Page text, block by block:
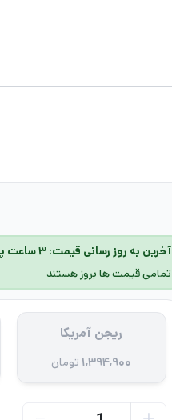
آخرین به روز رسانی قیمت: ۳ ساعت پیش
تمامی قیمت ها بروز هستند
ریجن آمریکا
۱,۳۹۴,۹۰۰ تومان